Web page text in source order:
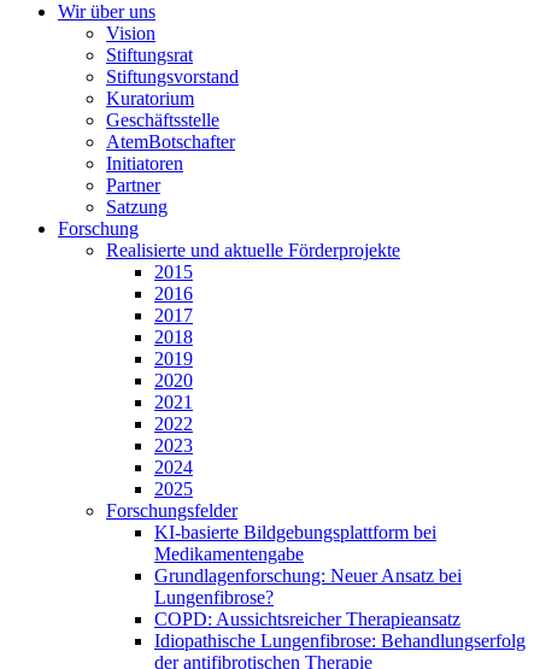
Wir über uns
Vision
Stiftungsrat
Stiftungsvorstand
Kuratorium
Geschäftsstelle
AtemBotschafter
Initiatoren
Partner
Satzung
Forschung
Realisierte und aktuelle Förderprojekte
2015
2016
2017
2018
2019
2020
2021
2022
2023
2024
2025
Forschungsfelder
KI-basierte Bildgebungsplattform bei
Medikamentengabe
Grundlagenforschung: Neuer Ansatz bei
Lungenfibrose?
COPD: Aussichtsreicher Therapieansatz
Idiopathische Lungenfibrose: Behandlungserfolg
der antifibrotischen Therapie